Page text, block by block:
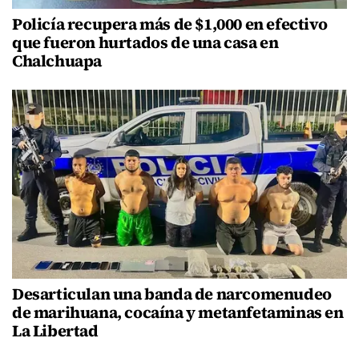
Policía recupera más de $1,000 en efectivo
que fueron hurtados de una casa en
Chalchuapa
Desarticulan una banda de narcomenudeo
de marihuana, cocaína y metanfetaminas en
La Libertad